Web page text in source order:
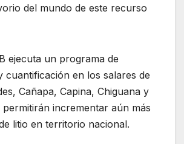
del mundo de este recurso
ejecuta un programa de
cuantificación en los salares de
Cañapa, Capina, Chiguana y
permitirán incrementar aún más
litio en territorio nacional.